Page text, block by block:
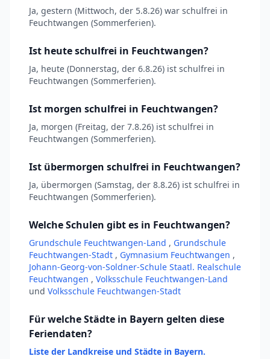
Ja, gestern (Mittwoch, der 5.8.26) war schulfrei in
Feuchtwangen (Sommerferien).
Ist heute schulfrei in Feuchtwangen?
Ja, heute (Donnerstag, der 6.8.26) ist schulfrei in
Feuchtwangen (Sommerferien).
Ist morgen schulfrei in Feuchtwangen?
Ja, morgen (Freitag, der 7.8.26) ist schulfrei in
Feuchtwangen (Sommerferien).
Ist übermorgen schulfrei in Feuchtwangen?
Ja, übermorgen (Samstag, der 8.8.26) ist schulfrei in
Feuchtwangen (Sommerferien).
Welche Schulen gibt es in Feuchtwangen?
Grundschule Feuchtwangen-Land , Grundschule
Feuchtwangen-Stadt , Gymnasium Feuchtwangen ,
Johann-Georg-von-Soldner-Schule Staatl. Realschule
Feuchtwangen , Volksschule Feuchtwangen-Land
und Volksschule Feuchtwangen-Stadt
Für welche Städte in Bayern gelten diese
Feriendaten?
Liste der Landkreise und Städte in Bayern.